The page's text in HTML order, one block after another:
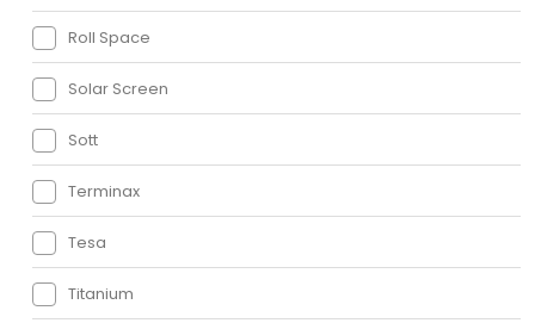
Roll Space
Solar Screen
Sott
Terminax
Tesa
Titanium